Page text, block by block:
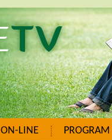
ON-LINE PROGRAM